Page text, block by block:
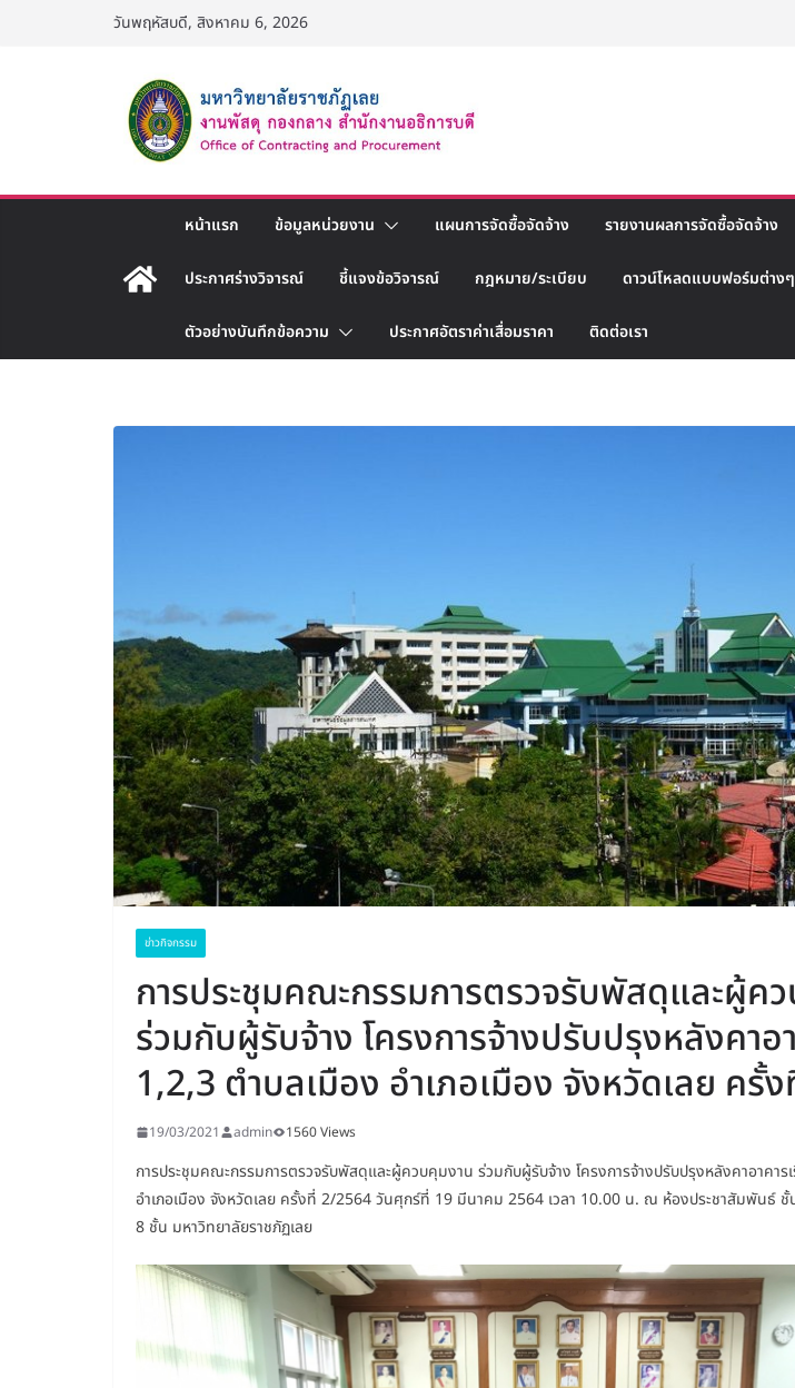
วันพฤหัสบดี, สิงหาคม 6, 2026
หน้าแรก ข้อมูลหน่วยงาน แผนการจัดซื้อจัดจ้าง รายงานผลการจัดซื้อจัดจ้าง
ประกาศร่างวิจารณ์ ชี้แจงข้อวิจารณ์ กฎหมาย/ระเบียบ ดาวน์โหลดแบบฟอร์มต่างๆ
ตัวอย่างบันทึกข้อความ ประกาศอัตราค่าเสื่อมราคา ติดต่อเรา
ข่าวกิจกรรม
การประชุมคณะกรรมการตรวจรับพัสดุและผู้ค
ร่วมกับผู้รับจ้าง โครงการจ้างปรับปรุงหลังคาอ
1,2,3 ตำบลเมือง อำเภอเมือง จังหวัดเลย ครั้
19/03/2021 admin 1560 Views
การประชุมคณะกรรมการตรวจรับพัสดุและผู้ควบคุมงาน ร่วมกับผู้รับจ้าง โครงการจ้างปรับปรุงหลังคาอาคาร
อำเภอเมือง จังหวัดเลย ครั้งที่ 2/2564 วันศุกร์ที่ 19 มีนาคม 2564 เวลา 10.00 น. ณ ห้องประชาสัมพันธ์ ชั้
8 ชั้น มหาวิทยาลัยราชภัฏเลย